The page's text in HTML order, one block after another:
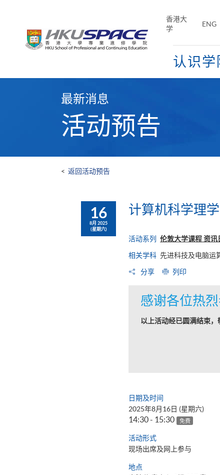
香港大
学
ENG
认识学
最新消息
活动预告
< 返回活动预告
16
8月 2025
(星期六)
计算机科学理
活动系列 伦敦大学课程 资讯
相关学科 先进科技及电脑运
分享 列印
感谢各位热烈
以上活动经已圆满结束，
日期及时间
2025年8月16日 (星期六)
14:30 - 15:30 免费
活动形式
现场出席及网上参与
地点